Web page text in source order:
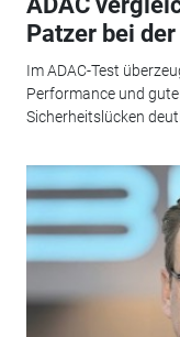
Patzer bei
Im ADAC-Test
Performance und
Sicherheitslücken